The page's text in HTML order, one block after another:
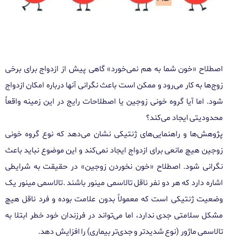
اصطلاح «خون شما به هم نمی‌خورد» گاهی پیش از ازدواج برای برخی
زوج‌ها به کار می‌رود و ممکن است باعث نگرانی آنها درباره امکان ازدواج
شود. اما آیا گروه خونی زوجین یا اصطلاحات رایج در این زمینه واقعاً
محدودیتی ایجاد می‌کند؟
پژوهش‌ها و راهنمایی‌های ژنتیکی نشان می‌دهد که نوع گروه خونی
زوجین هیچ مانعی برای ازدواج ایجاد نمی‌کند و این موضوع نباید باعث
نگرانی شود. اصطلاح «خون نخوردن زوجین» در حقیقت به شرایطی
اشاره دارد که هر دو نفر ناقل تالاسمی مینور باشند .تالاسمی مینور یک
وضعیت ژنتیکی است که معمولاً بدون علامت بوده و فرد ناقل هیچ
مشکل سلامتی جدی ندارد، اما می‌تواند در فرزندان خود خطر ابتلا به
تالاسمی ماژور (نوع شدیدتر و جدی‌تر بیماری) را افزایش دهد.